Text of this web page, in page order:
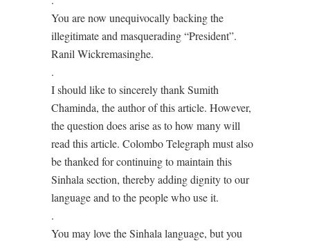
You are now unequivocally backing the
illegitimate and masquerading “President”.
Ranil Wickremasinghe.
.
I should like to sincerely thank Sumith
Chaminda, the author of this article. However,
the question does arise as to how many will
read this article. Colombo Telegraph must also
be thanked for continuing to maintain this
Sinhala section, thereby adding dignity to our
language and to the people who use it.
.
You may love the Sinhala language, but you